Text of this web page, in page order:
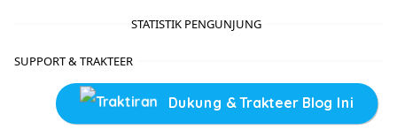
STATISTIK PENGUNJUNG
SUPPORT & TRAKTEER
Dukung & Trakteer Blog Ini